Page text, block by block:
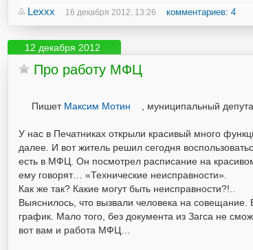
Lexxx 16 декабря 2012, 13:26 комментариев: 4
12 декабря 2012
Про работу МФЦ
Пишет Максим Мотин , муниципальный
У нас в Печатниках открыли красивый много
далее. И вот житель решил сегодня
есть в МФЦ. Он посмотрел расписание на
ему говорят… «Технические неисправности».
Как же так? Какие могут быть неисправности?!..
Выяснилось, что вызвали человека на
график. Мало того, без документа из Загса не
вот вам и работа МФЦ…